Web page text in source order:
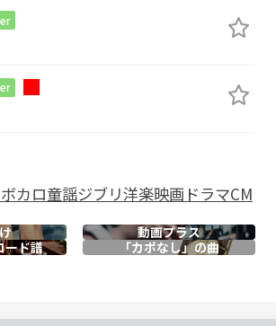
ボカロ童謡ジブリ洋楽映画ドラマCM
動画プラス
ード譜 「カポなし」の曲